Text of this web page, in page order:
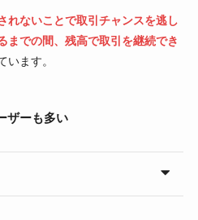
れないことで取引チャンスを逃し
までの間、残高で取引を継続でき
います。
ザーも多い